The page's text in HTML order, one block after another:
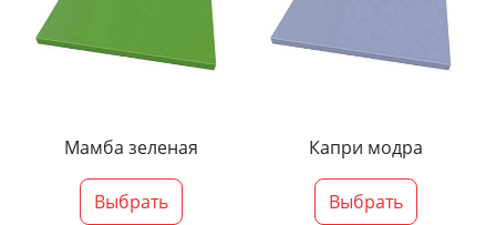
Мамба зеленая
Выбрать
Капри модра
Выбрать